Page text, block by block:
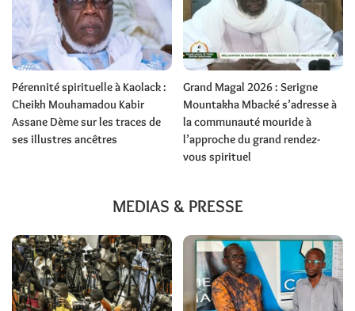
Pérennité spirituelle à Kaolack :
Cheikh Mouhamadou Kabir
Assane Dème sur les traces de
ses illustres ancêtres
Grand Magal 2026 : Serigne
Mountakha Mbacké s’adresse à
la communauté mouride à
l’approche du grand rendez-
vous spirituel
MEDIAS & PRESSE